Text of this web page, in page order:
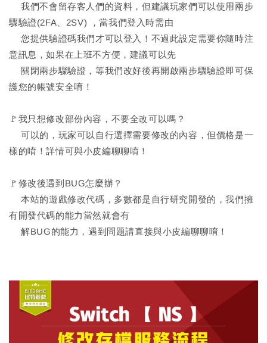
我們不會留存客人們的資料，但建議玩家們可以使用兩步
驟驗證(2FA、2SV) ，當我們登入時需由
您提供驗證碼我們才可以登入！不過此設定需要你隨時注
意訊息，如果在上班不方便，建議可以先
關閉兩步驟驗證，等我們改好後再開啟兩步驟驗證即可保
護您的帳號安全唷！
🚩我只想修改部份內容，不要全改可以嗎？
可以的，玩家可以自行選擇需要修改的內容，但價格是一
樣的唷！詳情可與小皮編聊聊唷！
🚩修改後遇到BUG怎麼辦？
本站的遊戲修改代碼，多數都是自行研究開發的，我們擁
有開發代碼的能力當然就會有
解BUG的能力，遇到問題請直接與小皮編聊聊唷！